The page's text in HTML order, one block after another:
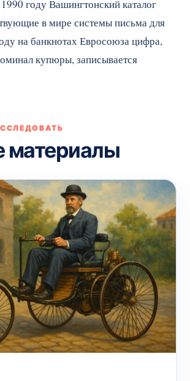
году Вашингтонский каталог
в мире системы письма для
на банкнотах Евросоюза цифра,
купюры, записывается
материалы